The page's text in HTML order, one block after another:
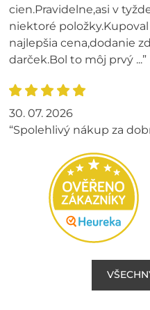
cien.Pravidelne,asi v
niektoré
najlepšia cena,dodanie
darček.Bol to môj prvý ...”
30. 07. 2026
“Spolehlivý nákup za